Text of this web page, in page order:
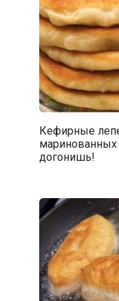
Кефирные
маринованных
догонишь!